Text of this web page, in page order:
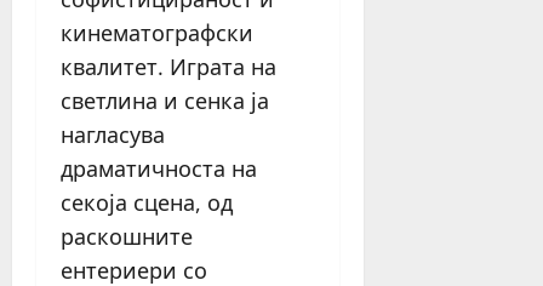
кинематографски
квалитет. Играта на
светлина и сенка ја
нагласува
драматичноста на
секоја сцена, од
раскошните
ентериери со